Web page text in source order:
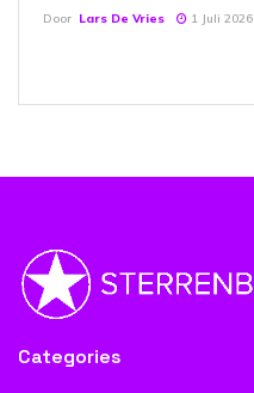
Door Lars De Vries 1 Juli 2026
Categories